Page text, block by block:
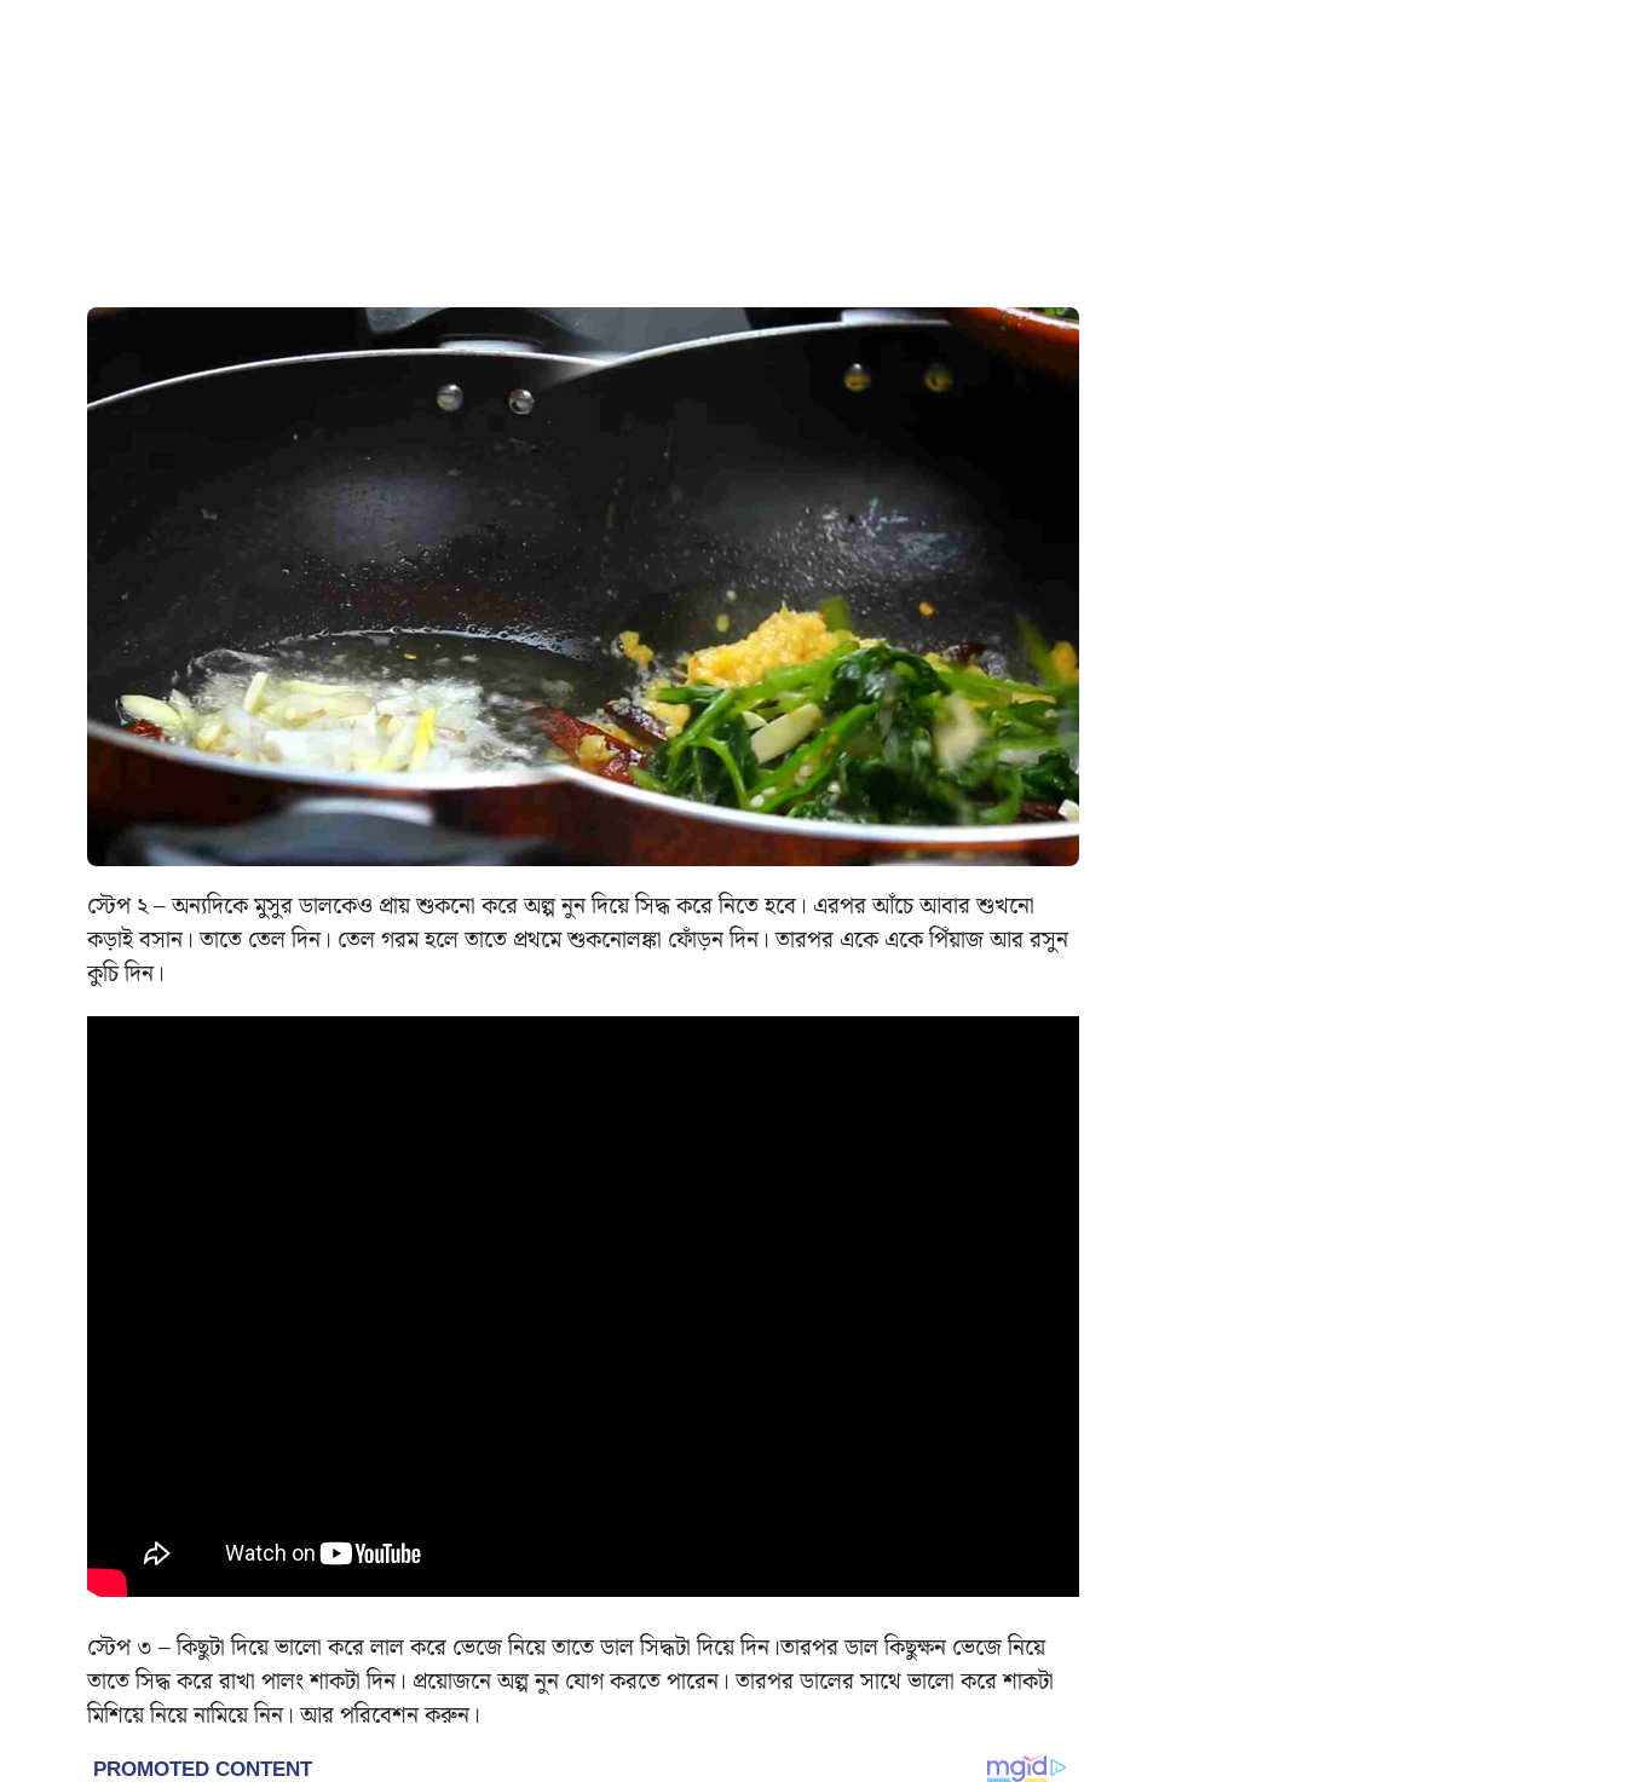
স্টেপ ২ – অন্যদিকে মুসুর ডালকেও প্রায় শুকনো করে অল্প নুন দিয়ে সিদ্ধ করে নিতে হবে। এরপর আঁচে আবার শুখনো
কড়াই বসান। তাতে তেল দিন। তেল গরম হলে তাতে প্রথমে শুকনোলঙ্কা ফোঁড়ন দিন। তারপর একে একে পিঁয়াজ আর রসুন
কুচি দিন।
স্টেপ ৩ – কিছুটা দিয়ে ভালো করে লাল করে ভেজে নিয়ে তাতে ডাল সিদ্ধটা দিয়ে দিন।তারপর ডাল কিছুক্ষন ভেজে নিয়ে
তাতে সিদ্ধ করে রাখা পালং শাকটা দিন। প্রয়োজনে অল্প নুন যোগ করতে পারেন। তারপর ডালের সাথে ভালো করে শাকটা
মিশিয়ে নিয়ে নামিয়ে নিন। আর পরিবেশন করুন।